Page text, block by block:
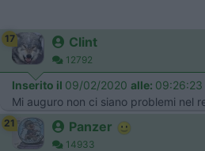
17 Clint
12792
Inserito il 09/02/2020 alle: 09:26:23
Mi auguro non ci siano problemi nel
21 Panzer
14933